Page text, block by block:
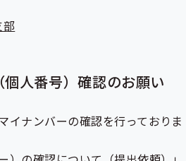
部
人番号）確認のお願い
イナンバーの確認を行っておりま